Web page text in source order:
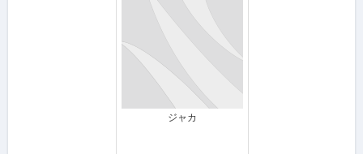
ジャカ